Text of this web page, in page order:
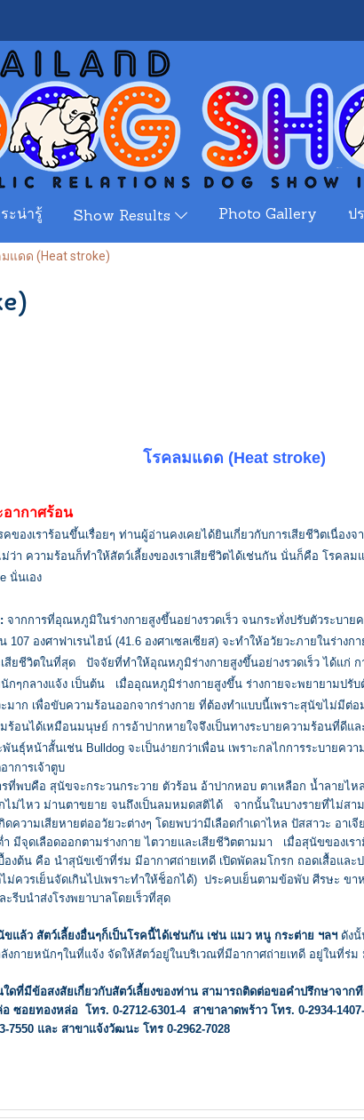
ะน่ารู้ Show Results Photo Gallery ป
แดด (Heat stroke)
โรคลมแดด (Heat stroke)
อากาศร้อน
ของเราร้อนขึ้นเรื่อยๆ ท่านผู้อ่านคงเคยได้ยินเกี่ยวกับการเสียชีวิตเนื่อง
ว่า ความร้อนก็ทำให้สัตว์เลี้ยงของเราเสียชีวิตได้เช่นกัน นั่นก็คือ โรคลม
นั่นเอง
จากการที่อุณหภูมิในร่างกายสูงขึ้นอย่างรวดเร็ว จนกระทั่งปรับตัวระบา
107 องศาฟาเรนไฮน์ (41.6 องศาเซลเซียส) จะทำให้อวัยวะภายในร่างก
สียชีวิตในที่สุด ปัจจัยที่ทำให้อุณหภูมิร่างกายสูงขึ้นอย่างรวดเร็ว ได้แก่ ก
นักๆกลางแจ้ง เป็นต้น เมื่ออุณหภูมิร่างกายสูงขึ้น ร่างกายจะพยายามปรั
มาก เพื่อขับความร้อนออกจากร่างกาย ที่ต้องทำแบบนี้เพราะสุนัขไม่มีต่อ
ร้อนได้เหมือนมนุษย์ การอ้าปากหายใจจึงเป็นทางระบายความร้อนที่ดีแ
นธุ์หน้าสั้นเช่น Bulldog จะเป็นง่ายกว่าเพื่อน เพราะกลไกการระบายคว
าการเจ้าตูบ
ที่พบคือ สุนัขจะกระวนกระวาย ตัวร้อน อ้าปากหอบ ตาเหลือก น้ำลายไห
ไม่ไหว ม่านตาขยาย จนถึงเป็นลมหมดสติได้ จากนั้นในบางรายที่ไม่สา
ดความเสียหายต่ออวัยวะต่างๆ โดยพบว่ามีเลือดกำเดาไหล ปัสสาวะ อาเ
ำ มีจุดเลือดออกตามร่างกาย ไตวายและเสียชีวิตตามมา เมื่อสุนัขของเร
องต้น คือ นำสุนัขเข้าที่ร่ม มีอากาศถ่ายเทดี เปิดพัดลมโกรก ถอดเสื้อและ
ม่ควรเย็นจัดเกินไปเพราะทำให้ช็อกได้) ประคบเย็นตามข้อพับ ศีรษะ ข
ะรีบนำส่งโรงพยาบาลโดยเร็วที่สุด
แล้ว สัตว์เลี้ยงอื่นๆก็เป็นโรคนี้ได้เช่นกัน เช่น แมว หนู กระต่าย ฯลฯ ดัง
งกายหนักๆในที่แจ้ง จัดให้สัตว์อยู่ในบริเวณที่มีอากาศถ่ายเทดี อยู่ในที่ร่ม
ดที่มีข้อสงสัยเกี่ยวกับสัตว์เลี้ยงของท่าน สามารถติดต่อขอคำปรึกษาจาก
ซอยทองหล่อ โทร. 0-2712-6301-4 สาขาลาดพร้าว โทร. 0-2934-
7550 และ สาขาแจ้งวัฒนะ โทร 0-2962-7028